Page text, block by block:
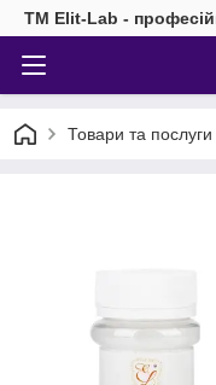
TM Elit-Lab -
Товари та послуги